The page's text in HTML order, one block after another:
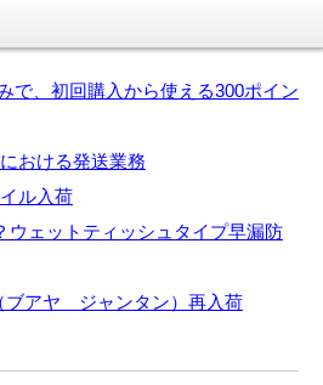
で、初回購入から使える300ポイン
おける発送業務
ル入荷
ウェットティッシュタイプ早漏防
ブアヤ ジャンタン）再入荷